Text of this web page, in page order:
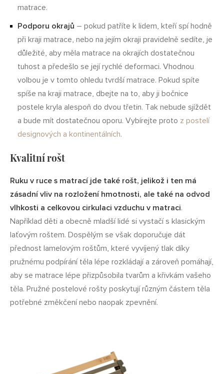
matrace.
Podporu okrajů – pokud patříte k lidem, kteří spí hodně
při kraji matrace, nebo na jejím okraji pravidelně sedíte, je
důležité, aby měla matrace na okrajích dostatečnou
tuhost a předešlo se její rychlé deformaci. Vhodnou
volbou je v tomto ohledu tvrdší matrace. Pokud spíte
spíše na kraji matrace, dbejte na to, aby ji bočnice
postele kryla alespoň do dvou třetin. Tak nebude sjíždět
a bude mít dostatečnou oporu. Vybírejte proto z postelí
designových a kontinentálních.
Kvalitní rošt
Ruku v ruce s matrací jde také rošt, jelikož i ten má
zásadní vliv na rozložení hmotnosti, ale také na odvod
vlhkosti a celkovou cirkulaci vzduchu v matraci.
Například děti a obecně mladší lidé si vystačí s klasickým
laťovým roštem. Dospělým se však doporučuje dát
přednost lamelovým roštům, které vyvíjený tlak díky
pružnému podpírání těla lépe rozkládají a zároveň pomáhají,
aby se matrace lépe přizpůsobila tvarům a křivkám vašeho
těla. Pružné postelové rošty poskytují různým částem těla
potřebné změkčení nebo naopak zpevnění.